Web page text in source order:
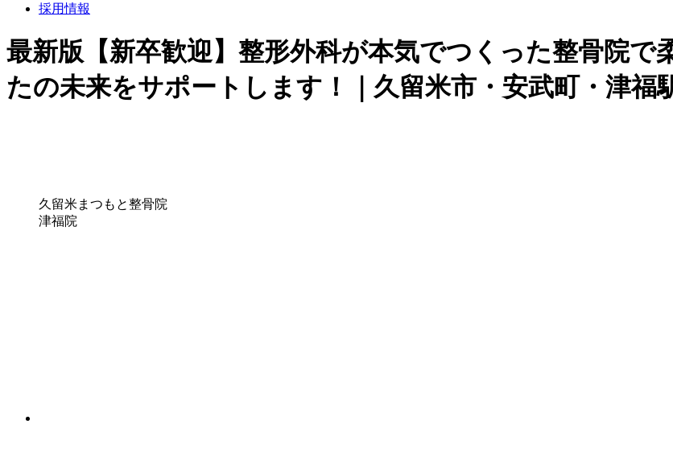
採用情報
最新版【新卒歓迎】整形外科が本気でつくった整骨院で
たの未来をサポートします！｜久留米市・安武町・津福
久留米まつもと整骨院
津福院